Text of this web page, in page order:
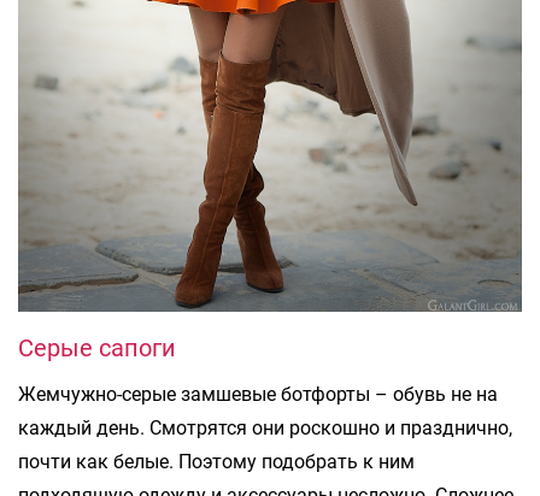
Серые сапоги
Жемчужно-серые замшевые ботфорты – обувь не на
каждый день. Смотрятся они роскошно и празднично,
почти как белые. Поэтому подобрать к ним